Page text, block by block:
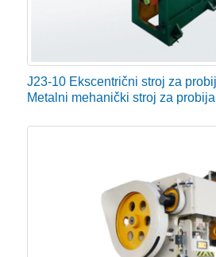
J23-10 Ekscentrični stroj za
Metalni mehanički stroj za